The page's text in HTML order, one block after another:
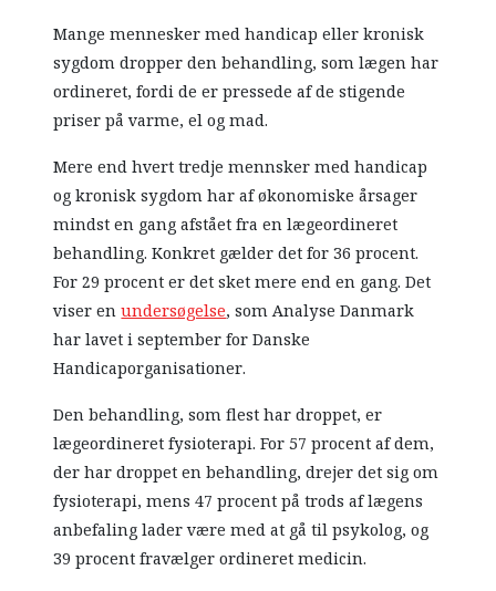
Mange mennesker med handicap eller kronisk
sygdom dropper den behandling, som lægen har
ordineret, fordi de er pressede af de stigende
priser på varme, el og mad.
Mere end hvert tredje mennsker med handicap
og kronisk sygdom har af økonomiske årsager
mindst en gang afstået fra en lægeordineret
behandling. Konkret gælder det for 36 procent.
For 29 procent er det sket mere end en gang. Det
viser enundersøgelse, som Analyse Danmark
har lavet i september for Danske
Handicaporganisationer.
Den behandling, som flest har droppet, er
lægeordineret fysioterapi. For 57 procent af dem,
der har droppet en behandling, drejer det sig om
fysioterapi, mens 47 procent på trods af lægens
anbefaling lader være med at gå til psykolog, og
39 procent fravælger ordineret medicin.